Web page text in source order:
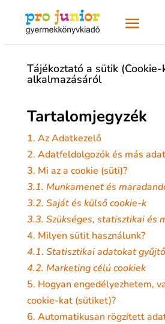
Tájékoztató a sütik (Cookie-
alkalmazásáról
Tartalomjegyzék
1. Az Adatkezelő
2. Adatfeldolgozók és más
3. Mi az a cookie (süti)?
3.1. Munkamenet és
3.2. Saját és külső cookie-k
3.3. Szükséges, statisztikai és
4. Milyen sütit használunk?
4.1. Statisztikai adatokat
4.2. Marketing célú cookiek
5. Hogyan engedélyezhetem,
cookie-kat (sütiket)?
6. Automatikusan rögzített